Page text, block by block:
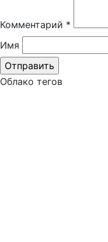
Комментарий *
Имя
Облако тегов